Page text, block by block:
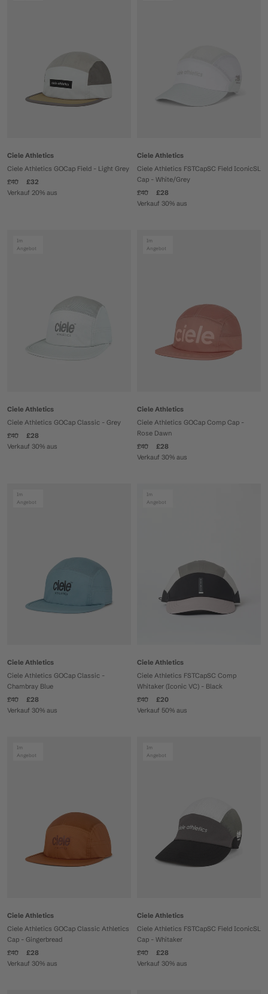
Ciele Athletics
Ciele Athletics GOCap Field - Light Grey
£40
£32
Verkauf 20% aus
Ciele Athletics
Ciele Athletics FSTCapSC Field IconicSL
Cap - White/Grey
£40
£28
Verkauf 30% aus
Im
Angebot
Ciele Athletics
Ciele Athletics GOCap Classic - Grey
£40
£28
Verkauf 30% aus
Im
Angebot
Ciele Athletics
Ciele Athletics GOCap Comp Cap -
Rose Dawn
£40
£28
Verkauf 30% aus
Im
Angebot
Ciele Athletics
Ciele Athletics GOCap Classic -
Chambray Blue
£40
£28
Verkauf 30% aus
Im
Angebot
Ciele Athletics
Ciele Athletics FSTCapSC Comp
Whitaker (Iconic VC) - Black
£40
£20
Verkauf 50% aus
Im
Angebot
Ciele Athletics
Ciele Athletics GOCap Classic Athletics
Cap - Gingerbread
£40
£28
Verkauf 30% aus
Im
Angebot
Ciele Athletics
Ciele Athletics FSTCapSC Field IconicSL
Cap - Whitaker
£40
£28
Verkauf 30% aus